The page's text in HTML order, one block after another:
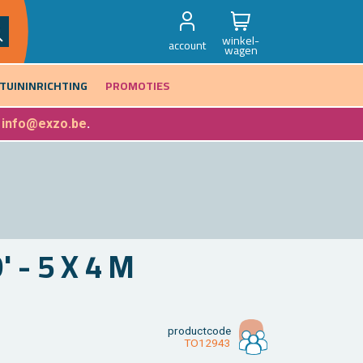
account winkel-
wagen
TUININRICHTING PROMOTIES
info@exzo.be.
- 5 X 4 M
product­code
TO12943